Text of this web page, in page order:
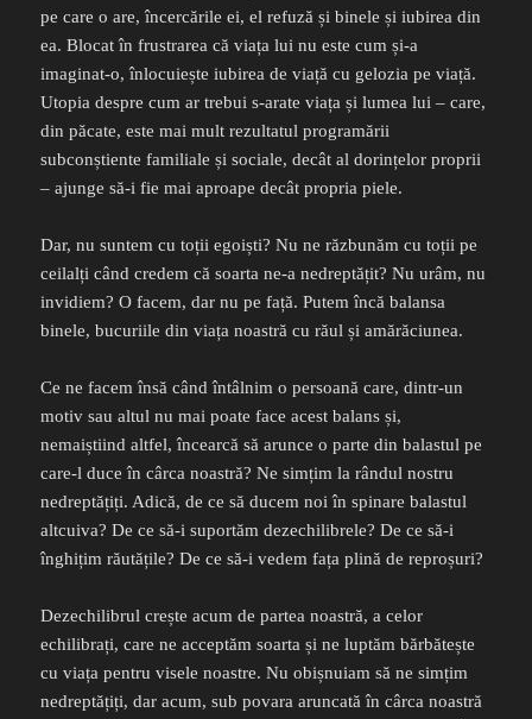
pe care o are, încercările ei, el refuză și binele și iubirea din
ea. Blocat în frustrarea că viața lui nu este cum și-a
imaginat-o, înlocuiește iubirea de viață cu gelozia pe viață.
Utopia despre cum ar trebui s-arate viața și lumea lui – care,
din păcate, este mai mult rezultatul programării
subconștiente familiale și sociale, decât al dorințelor proprii
– ajunge să-i fie mai aproape decât propria piele.
Dar, nu suntem cu toții egoiști? Nu ne răzbunăm cu toții pe
ceilalți când credem că soarta ne-a nedreptățit? Nu urâm, nu
invidiem? O facem, dar nu pe față. Putem încă balansa
binele, bucuriile din viața noastră cu răul și amărăciunea.
Ce ne facem însă când întâlnim o persoană care, dintr-un
motiv sau altul nu mai poate face acest balans și,
nemaiștiind altfel, încearcă să arunce o parte din balastul pe
care-l duce în cârca noastră? Ne simțim la rândul nostru
nedreptățiți. Adică, de ce să ducem noi în spinare balastul
altcuiva? De ce să-i suportăm dezechilibrele? De ce să-i
înghițim răutățile? De ce să-i vedem fața plină de reproșuri?
Dezechilibrul crește acum de partea noastră, a celor
echilibrați, care ne acceptăm soarta și ne luptăm bărbătește
cu viața pentru visele noastre. Nu obișnuiam să ne simțim
nedreptățiți, dar acum, sub povara aruncată în cârca noastră